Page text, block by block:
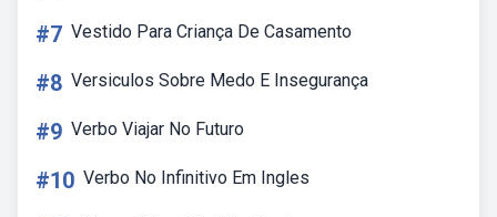
#7 Vestido Para Criança De Casamento
#8 Versiculos Sobre Medo E Insegurança
#9 Verbo Viajar No Futuro
#10 Verbo No Infinitivo Em Ingles